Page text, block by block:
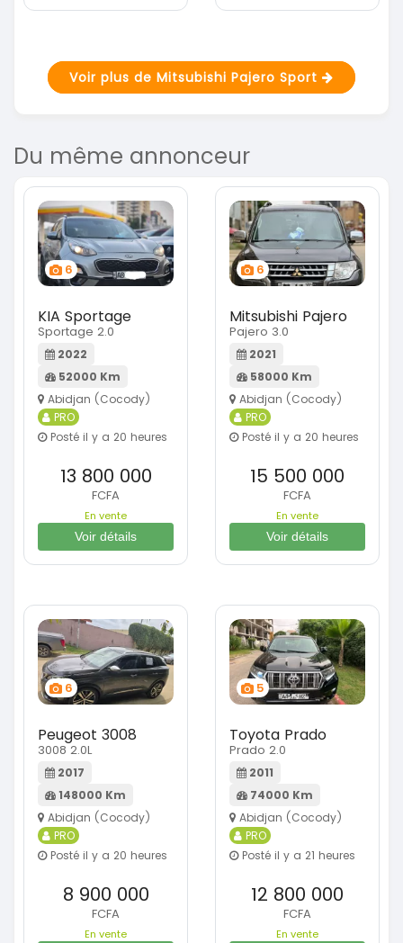
Voir plus de Mitsubishi Pajero Sport
Du même annonceur
6
KIA Sportage
Sportage 2.0
2022
52000 Km
Abidjan (Cocody)
PRO
Posté il y a 20 heures
13 800 000
FCFA
En vente
Voir détails
6
Mitsubishi Pajero
Pajero 3.0
2021
58000 Km
Abidjan (Cocody)
PRO
Posté il y a 20 heures
15 500 000
FCFA
En vente
Voir détails
6
Peugeot 3008
3008 2.0L
2017
148000 Km
Abidjan (Cocody)
PRO
Posté il y a 20 heures
8 900 000
FCFA
En vente
5
Toyota Prado
Prado 2.0
2011
74000 Km
Abidjan (Cocody)
PRO
Posté il y a 21 heures
12 800 000
FCFA
En vente